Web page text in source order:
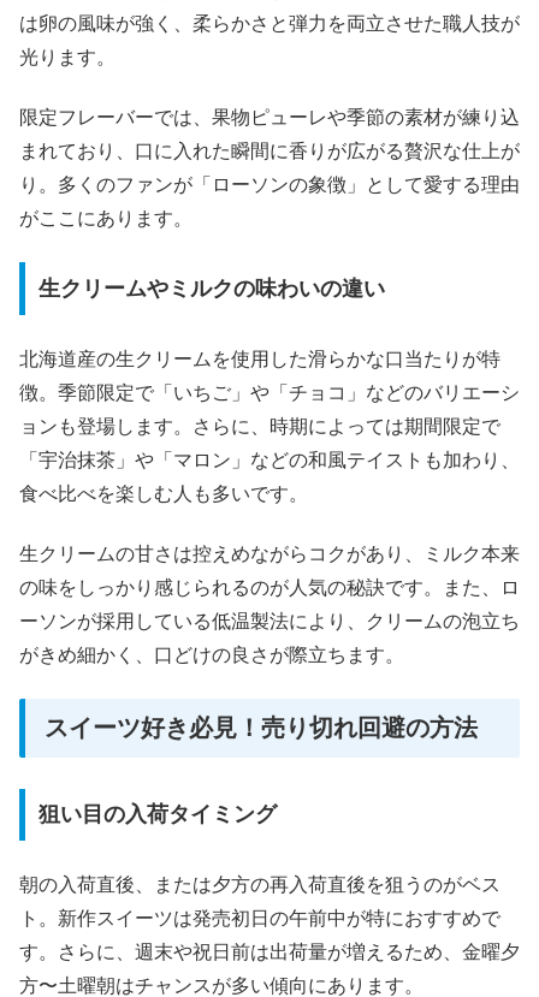
は卵の風味が強く、柔らかさと弾力を両立させた職人技が
光ります。
限定フレーバーでは、果物ピューレや季節の素材が練り込
まれており、口に入れた瞬間に香りが広がる贅沢な仕上が
り。多くのファンが「ローソンの象徴」として愛する理由
がここにあります。
生クリームやミルクの味わいの違い
北海道産の生クリームを使用した滑らかな口当たりが特
徴。季節限定で「いちご」や「チョコ」などのバリエーシ
ョンも登場します。さらに、時期によっては期間限定で
「宇治抹茶」や「マロン」などの和風テイストも加わり、
食べ比べを楽しむ人も多いです。
生クリームの甘さは控えめながらコクがあり、ミルク本来
の味をしっかり感じられるのが人気の秘訣です。また、ロ
ーソンが採用している低温製法により、クリームの泡立ち
がきめ細かく、口どけの良さが際立ちます。
スイーツ好き必見！売り切れ回避の方法
狙い目の入荷タイミング
朝の入荷直後、または夕方の再入荷直後を狙うのがベス
ト。新作スイーツは発売初日の午前中が特におすすめで
す。さらに、週末や祝日前は出荷量が増えるため、金曜夕
方〜土曜朝はチャンスが多い傾向にあります。